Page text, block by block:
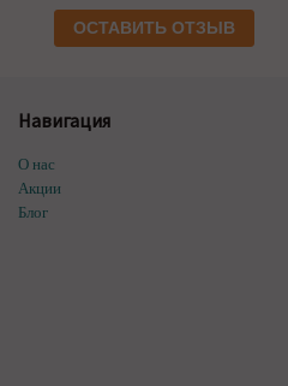
ОСТАВИТЬ ОТЗЫВ
Навигация
О нас
Акции
Блог